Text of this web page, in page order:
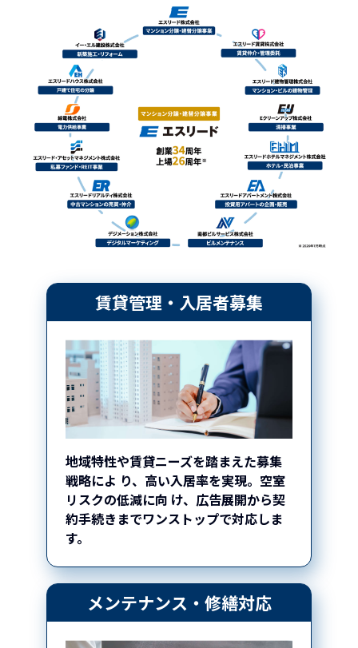
賃貸管理・入居者募集
地域特性や賃貸ニーズを踏まえた募集
戦略によ り、高い入居率を実現。空室
リスクの低減に向 け、広告展開から契
約手続きまでワンストップで対応しま
す。
メンテナンス・修繕対応